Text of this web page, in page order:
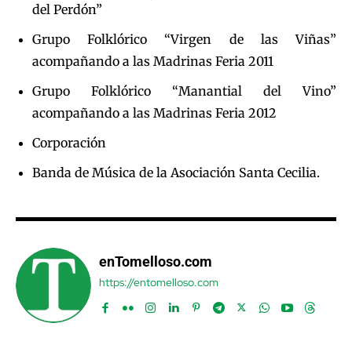
del Perdón”
Grupo Folklórico “Virgen de las Viñas”
acompañando a las Madrinas Feria 2011
Grupo Folklórico “Manantial del Vino”
acompañando a las Madrinas Feria 2012
Corporación
Banda de Música de la Asociación Santa Cecilia.
enTomelloso.com
https://entomelloso.com